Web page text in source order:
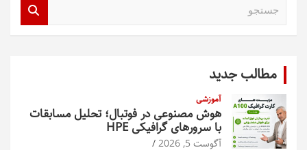
مطالب جدید
آموزشی
هوش مصنوعی در فوتبال؛ تحلیل مسابقات
با سرورهای گرافیکی HPE
آگوست 5, 2026